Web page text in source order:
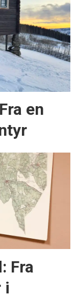
en
Fra
i